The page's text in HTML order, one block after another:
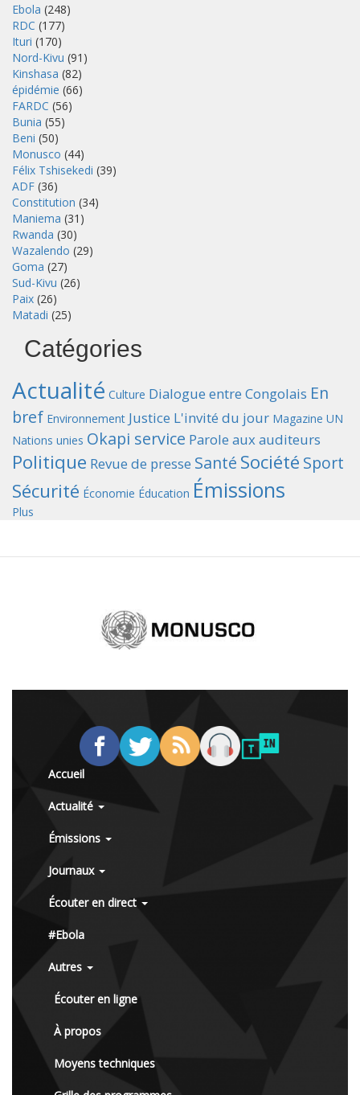
Ebola (248)
RDC (177)
Ituri (170)
Nord-Kivu (91)
Kinshasa (82)
épidémie (66)
FARDC (56)
Bunia (55)
Beni (50)
Monusco (44)
Félix Tshisekedi (39)
ADF (36)
Constitution (34)
Maniema (31)
Rwanda (30)
Wazalendo (29)
Goma (27)
Sud-Kivu (26)
Paix (26)
Matadi (25)
Catégories
Actualité Culture Dialogue entre Congolais En
bref Environnement Justice L'invité du jour Magazine UN
Nations unies Okapi service Parole aux auditeurs
Politique Revue de presse Santé Société Sport
Sécurité Économie Éducation Émissions
Plus
Accueil
Actualité
Émissions
Journaux
Écouter en direct
#Ebola
Autres
Écouter en ligne
À propos
Moyens techniques